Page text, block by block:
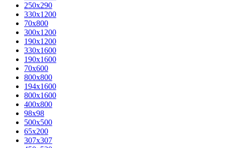
250x290
330x1200
70x800
300x1200
190x1200
330x1600
190x1600
70x600
800x800
194x1600
800x1600
400х800
98x98
500x500
65x200
307x307